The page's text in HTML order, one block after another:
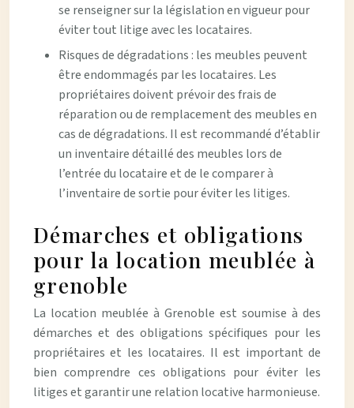
se renseigner sur la législation en vigueur pour
éviter tout litige avec les locataires.
Risques de dégradations : les meubles peuvent
être endommagés par les locataires. Les
propriétaires doivent prévoir des frais de
réparation ou de remplacement des meubles en
cas de dégradations. Il est recommandé d’établir
un inventaire détaillé des meubles lors de
l’entrée du locataire et de le comparer à
l’inventaire de sortie pour éviter les litiges.
Démarches et obligations
pour la location meublée à
grenoble
La location meublée à Grenoble est soumise à des
démarches et des obligations spécifiques pour les
propriétaires et les locataires. Il est important de
bien comprendre ces obligations pour éviter les
litiges et garantir une relation locative harmonieuse.